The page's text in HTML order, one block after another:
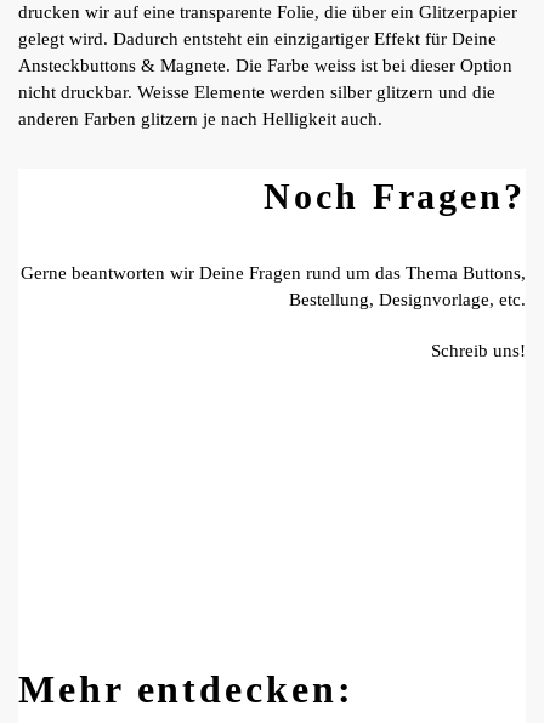
drucken wir auf eine transparente Folie, die über ein Glitzerpapier
gelegt wird. Dadurch entsteht ein einzigartiger Effekt für Deine
Ansteckbuttons & Magnete. Die Farbe weiss ist bei dieser Option
nicht druckbar. Weisse Elemente werden silber glitzern und die
anderen Farben glitzern je nach Helligkeit auch.
Noch Fragen?
Gerne beantworten wir Deine Fragen rund um das Thema Buttons,
Bestellung, Designvorlage, etc.
Schreib uns!
Mehr entdecken: